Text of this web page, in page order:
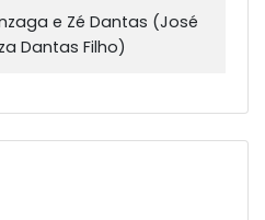
e Zé Dantas (José
Dantas Filho)